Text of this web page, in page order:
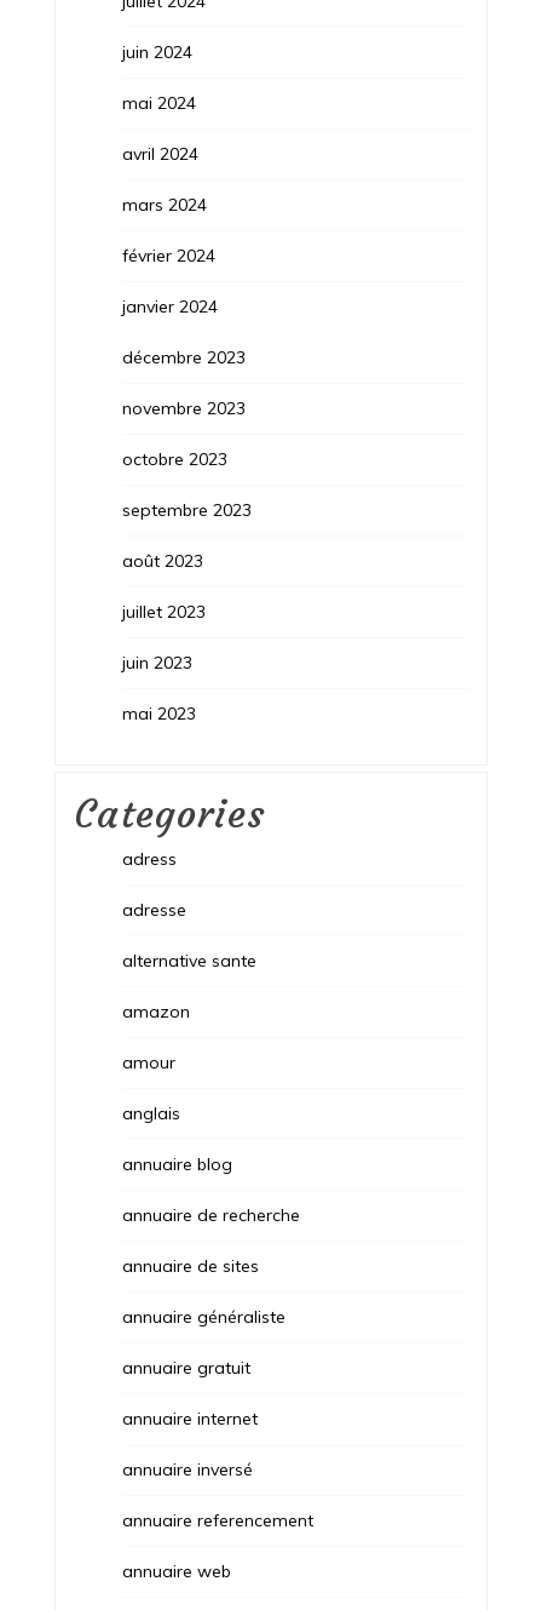
juin 2024
mai 2024
avril 2024
mars 2024
février 2024
janvier 2024
décembre 2023
novembre 2023
octobre 2023
septembre 2023
août 2023
juillet 2023
juin 2023
mai 2023
Categories
adress
adresse
alternative sante
amazon
amour
anglais
annuaire blog
annuaire de recherche
annuaire de sites
annuaire généraliste
annuaire gratuit
annuaire internet
annuaire inversé
annuaire referencement
annuaire web